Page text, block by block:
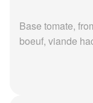
Base tomate,
boeuf, viande